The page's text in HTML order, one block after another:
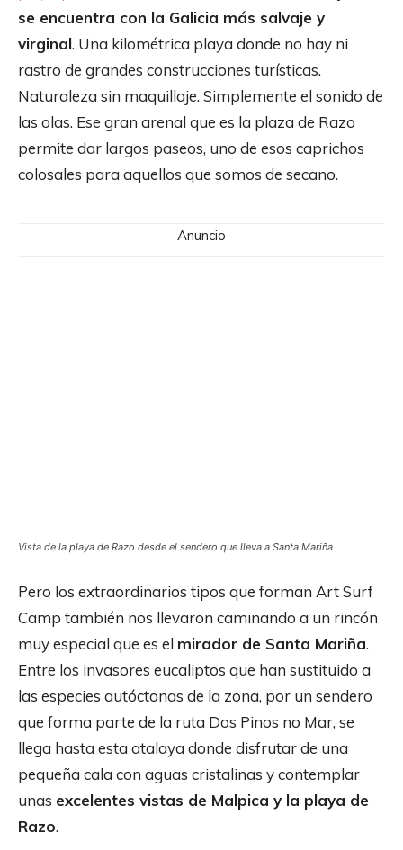
se encuentra con la Galicia más salvaje y
virginal. Una kilométrica playa donde no hay ni
rastro de grandes construcciones turísticas.
Naturaleza sin maquillaje. Simplemente el sonido de
las olas. Ese gran arenal que es la plaza de Razo
permite dar largos paseos, uno de esos caprichos
colosales para aquellos que somos de secano.
Anuncio
Vista de la playa de Razo desde el sendero que lleva a Santa Mariña
Pero los extraordinarios tipos que forman Art Surf
Camp también nos llevaron caminando a un rincón
muy especial que es el mirador de Santa Mariña.
Entre los invasores eucaliptos que han sustituido a
las especies autóctonas de la zona, por un sendero
que forma parte de la ruta Dos Pinos no Mar, se
llega hasta esta atalaya donde disfrutar de una
pequeña cala con aguas cristalinas y contemplar
unas excelentes vistas de Malpica y la playa de
Razo.